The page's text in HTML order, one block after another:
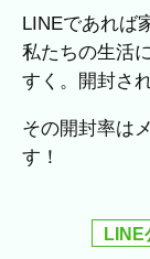
LINEであれば
私たちの生活
すく。開封さ
その開封率は
す！
LINE